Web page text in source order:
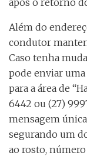
Além do
condutor
Caso tenha
pode enviar
para a área de
6442 ou (27)
mensagem
segurando um
ao rosto,